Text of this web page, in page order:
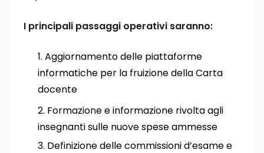
I principali passaggi operativi saranno:
Aggiornamento delle piattaforme
informatiche per la fruizione della Carta
docente
Formazione e informazione rivolta agli
insegnanti sulle nuove spese ammesse
Definizione delle commissioni d’esame e